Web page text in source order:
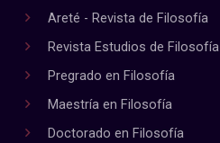
Areté - Revista de Filosofía
Revista Estudios de Filosofía
Pregrado en Filosofía
Maestría en Filosofía
Doctorado en Filosofía